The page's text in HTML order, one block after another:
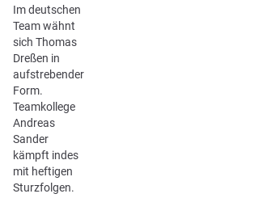
Im deutschen
Team wähnt
sich Thomas
Dreßen in
aufstrebender
Form.
Teamkollege
Andreas
Sander
kämpft indes
mit heftigen
Sturzfolgen.